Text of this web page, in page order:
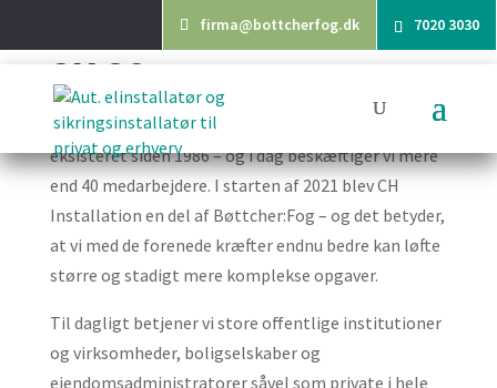
7020 3030
firma@bottcherfog.dk
OM OS
Vi er et Roskilde-baseret el-installatør, der har
eksisteret siden 1986 – og i dag beskæftiger vi mere
end 40 medarbejdere. I starten af 2021 blev CH
Installation en del af Bøttcher:Fog – og det betyder,
at vi med de forenede kræfter endnu bedre kan løfte
større og stadigt mere komplekse opgaver.
Til dagligt betjener vi store offentlige institutioner
og virksomheder, boligselskaber og
ejendomsadministratorer såvel som private i hele